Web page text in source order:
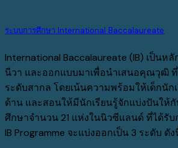
ระบบการศึกษา International Baccalaureate
International Baccalaureate (IB) เป็นห
นีวา และออกแบบมาเพื่อนำเสนอคุณวุฒิ
ระดับสากล โดยเน้นความพร้อมให้เด็กนัก
ด้าน และสอนให้มีนักเรียนรู้จักแบ่งปันให้
ศึกษาจำนวน 21 แห่งในนิวซีแลนด์ ที่ได้รับ
IB Programme จะแบ่งออกเป็น 3 ระดับ ดัง